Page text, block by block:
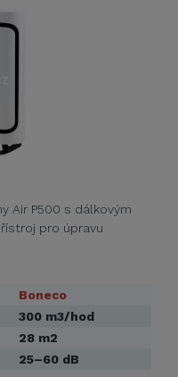
Air P500 s dálkovým
pro úpravu
Boneco
300 m3/hod
28 m2
25–60 dB